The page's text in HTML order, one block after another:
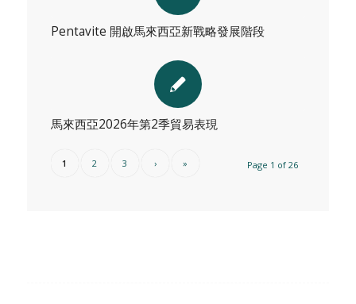
Pentavite 開啟馬來西亞新戰略發展階段
馬來西亞2026年第2季貿易表現
Page 1 of 26
1 2 3 › »